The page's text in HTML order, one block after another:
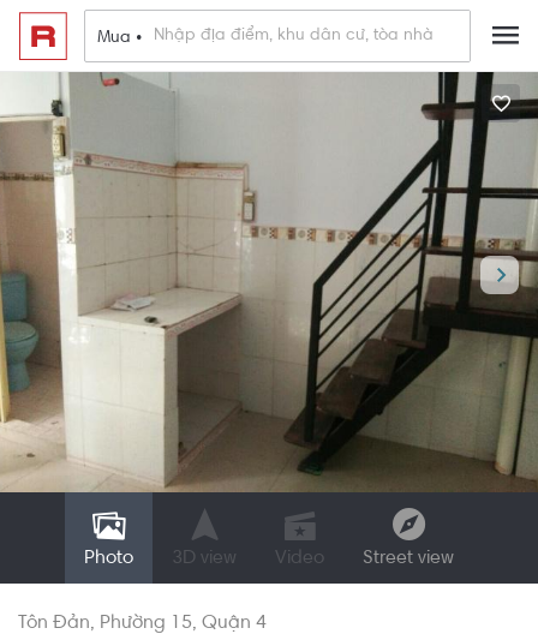
Mua •
Photo 3D view Video Street view
Tôn Đản Phường 15 Quận 4